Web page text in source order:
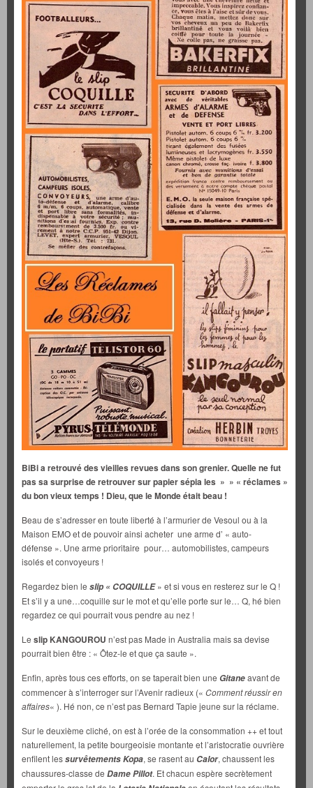
BiBi a retrouvé des vieilles revues dans son grenier. Quelle ne fut
pas sa surprise de retrouver sur papier sépia les » » « réclames »
du bon vieux temps ! Dieu, que le Monde était beau !
Beau de s’adresser en toute liberté à l’armurier de Vesoul ou à la
Maison EMO et de pouvoir ainsi acheter une arme d’ « auto-
défense ». Une arme prioritaire pour… automobilistes, campeurs
isolés et convoyeurs !
Regardez bien le slip « COQUILLE» et si vous en resterez sur le Q !
Et s’il y a une…coquille sur le mot et qu’elle porte sur le… Q, hé bien
regardez ce qui pourrait vous pendre au nez !
Le slip KANGOUROU n’est pas Made in Australia mais sa devise
pourrait bien être : « Ôtez-le et que ça saute ».
Enfin, après tous ces efforts, on se taperait bien une Gitaneavant de
commencer à s’interroger sur l’Avenir radieux (« Comment réussir en
affaires« ). Hé non, ce n’est pas Bernard Tapie jeune sur la réclame.
Sur le deuxième cliché, on est à l’orée de la consommation ++ et tout
naturellement, la petite bourgeoisie montante et l’aristocratie ouvrière
enfilent lessurvêtements Kopa, se rasent au Calor, chaussent les
chaussures-classe de Dame Pillot. Et chacun espère secrètement